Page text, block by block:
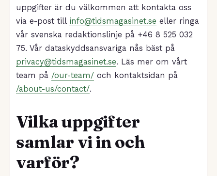
uppgifter är du välkommen att kontakta oss
via e-post till info@tidsmagasinet.se eller ringa
vår svenska redaktionslinje på +46 8 525 032
75. Vår dataskyddsansvariga nås bäst på
privacy@tidsmagasinet.se. Läs mer om vårt
team på /our-team/ och kontaktsidan på
/about-us/contact/.
Vilka uppgifter
samlar vi in och
varför?